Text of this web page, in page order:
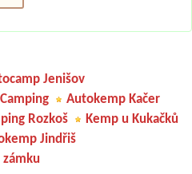
Jenišov
Autokemp Kačer
Rozkoš Kemp u Kukačků
Jindřiš